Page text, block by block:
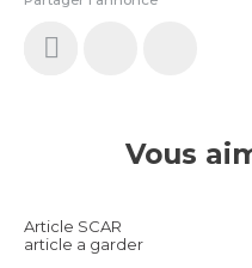
Vous
Article SCAR
article a garder